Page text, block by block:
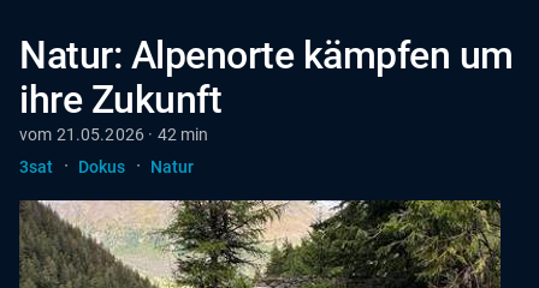
Natur: Alpenorte kämpfen um
ihre Zukunft
vom 21.05.2026 · 42 min
3sat
· Dokus · Natur